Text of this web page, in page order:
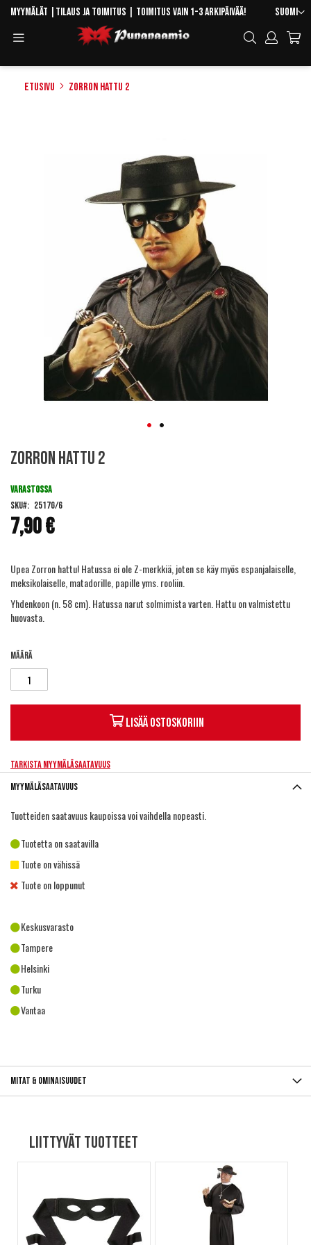
Skip
Content
Kieli
Suomi
Myymälät Tilaus ja toimitus | Toimitus vain 1-3 arkipäivää!
Hae
Etusivu Zorron hattu 2
to
beginning
the
images
gallery
Zorron hattu 2
7,90 €
VARASTOSSA
SKU
2517G/6
Upea Zorron hattu! Hatussa ei ole Z-merkkiä, joten se käy myös espanjalaiselle,
meksikolaiselle, matadorille, papille yms. rooliin.
Yhdenkoon (n. 58 cm). Hatussa narut solmimista varten. Hattu on valmistettu
huovasta.
Määrä
Lisää ostoskoriin
Tarkista myymäläsaatavuus
Myymäläsaatavuus
Tuotteiden saatavuus kaupoissa voi vaihdella nopeasti.
Tuotetta on saatavilla
Tuote on vähissä
Tuote on loppunut
Keskusvarasto
Tampere
Helsinki
Turku
Vantaa
Mitat & ominaisuudet
Liittyvät tuotteet